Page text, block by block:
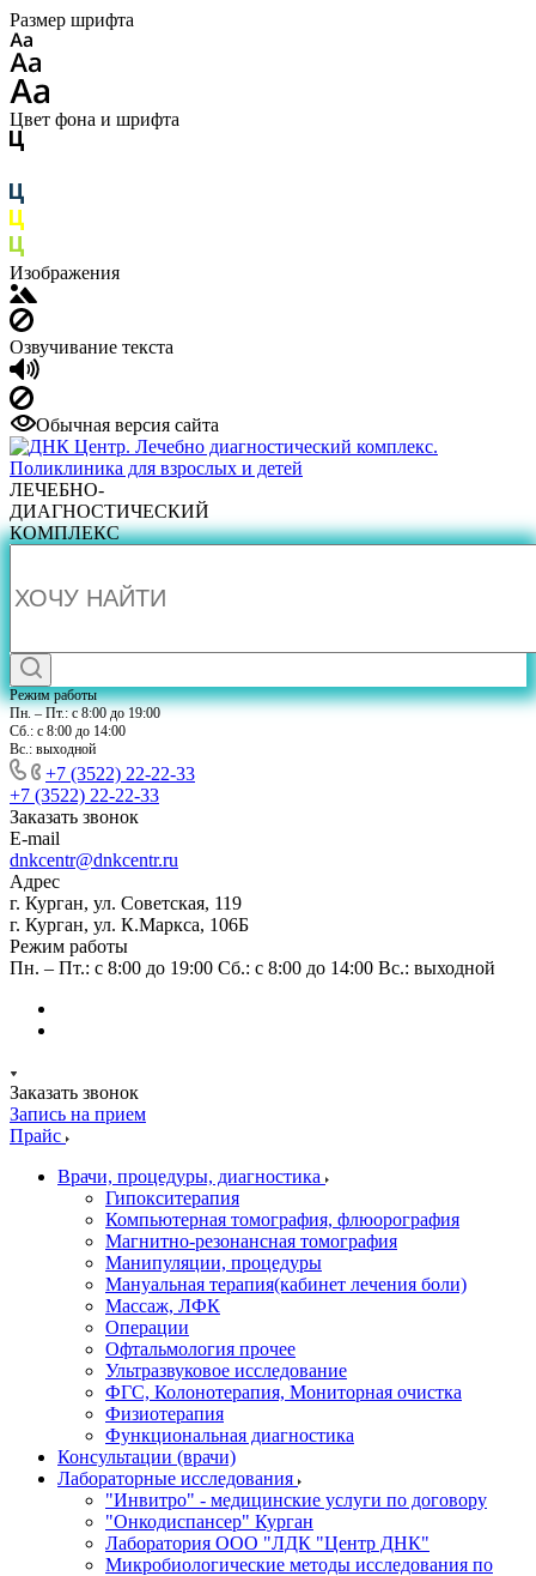
Размер шрифта
Цвет фона и шрифта
Изображения
Озвучивание текста
Обычная версия сайта
ЛЕЧЕБНО-
ДИАГНОСТИЧЕСКИЙ
КОМПЛЕКС
Режим работы
Пн. – Пт.: с 8:00 до 19:00
Сб.: с 8:00 до 14:00
Вс.: выходной
+7 (3522) 22-22-33
+7 (3522) 22-22-33
Заказать звонок
E-mail
dnkcentr@dnkcentr.ru
Адрес
г. Курган, ул. Советская, 119
г. Курган, ул. К.Маркса, 106Б
Режим работы
Пн. – Пт.: с 8:00 до 19:00 Сб.: с 8:00 до 14:00 Вс.: выходной
Заказать звонок
Запись на прием
Прайс
Врачи, процедуры, диагностика
Гипокситерапия
Компьютерная томография, флюорография
Магнитно-резонансная томография
Манипуляции, процедуры
Мануальная терапия(кабинет лечения боли)
Массаж, ЛФК
Операции
Офтальмология прочее
Ультразвуковое исследование
ФГС, Колонотерапия, Мониторная очистка
Физиотерапия
Функциональная диагностика
Консультации (врачи)
Лабораторные исследования
"Инвитро" - медицинские услуги по договору
"Онкодиспансер" Курган
Лаборатория ООО "ЛДК "Центр ДНК"
Микробиологические методы исследования по